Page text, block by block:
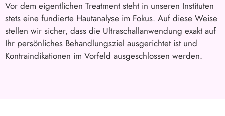
Vor dem eigentlichen Treatment steht in unseren Instituten
stets eine fundierte Hautanalyse im Fokus. Auf diese Weise
stellen wir sicher, dass die Ultraschallanwendung exakt auf
Ihr persönliches Behandlungsziel ausgerichtet ist und
Kontraindikationen im Vorfeld ausgeschlossen werden.